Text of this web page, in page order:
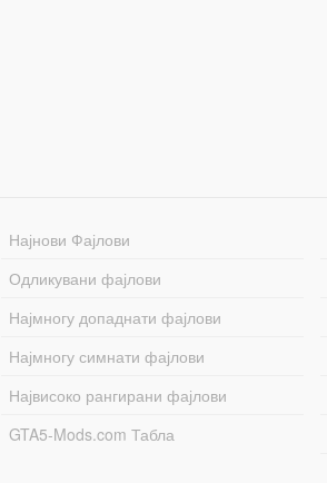
Најнови Фајлови
Одликувани фајлови
Најмногу допаднати фајлови
Најмногу симнати фајлови
Највисоко рангирани фајлови
GTA5-Mods.com Табла